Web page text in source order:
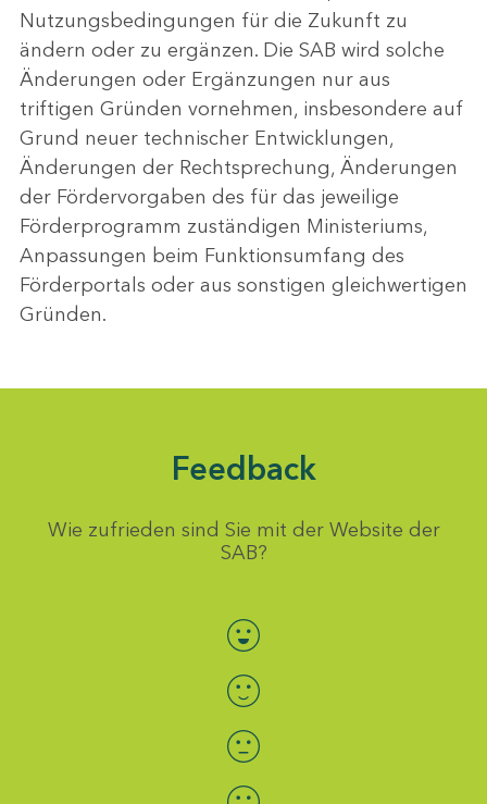
Nutzungsbedingungen für die Zukunft zu
ändern oder zu ergänzen. Die SAB wird solche
Änderungen oder Ergänzungen nur aus
triftigen Gründen vornehmen, insbesondere auf
Grund neuer technischer Entwicklungen,
Änderungen der Rechtsprechung, Änderungen
der Fördervorgaben des für das jeweilige
Förderprogramm zuständigen Ministeriums,
Anpassungen beim Funktionsumfang des
Förderportals oder aus sonstigen gleichwertigen
Gründen.
Feedback
Wie zufrieden sind Sie mit der Website der
SAB?
Bewertung auswählen